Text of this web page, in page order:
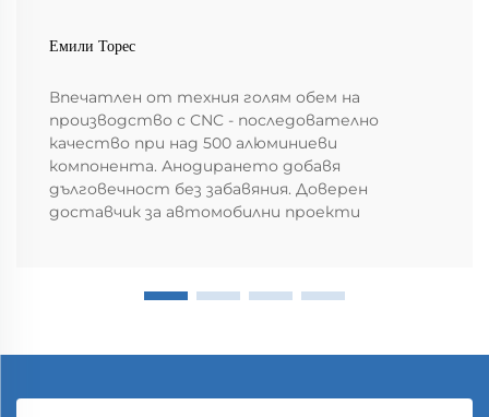
Емили Торес
Впечатлен от техния голям обем на
производство с CNC - последователно
качество при над 500 алюминиеви
компонента. Анодирането добавя
дълговечност без забавяния. Доверен
доставчик за автомобилни проекти